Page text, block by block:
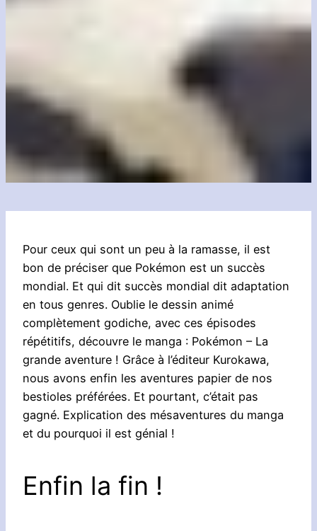
Pour ceux qui sont un peu à la ramasse, il est
bon de préciser que Pokémon est un succès
mondial. Et qui dit succès mondial dit adaptation
en tous genres. Oublie le dessin animé
complètement godiche, avec ces épisodes
répétitifs, découvre le manga : Pokémon – La
grande aventure ! Grâce à l’éditeur Kurokawa,
nous avons enfin les aventures papier de nos
bestioles préférées. Et pourtant, c’était pas
gagné. Explication des mésaventures du manga
et du pourquoi il est génial !
Enfin la fin !